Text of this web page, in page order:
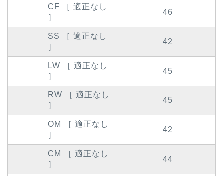
CF ［ 適正なし
］
46
SS ［ 適正なし
］
42
LW ［ 適正なし
］
45
RW ［ 適正なし
］
45
OM ［ 適正なし
］
42
CM ［ 適正なし
］
44